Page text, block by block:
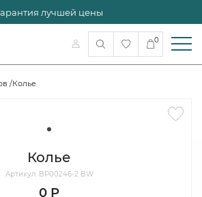
лучшей цены
0
/Колье
Колье
Артикул: BP00246-2 BW
0 Р